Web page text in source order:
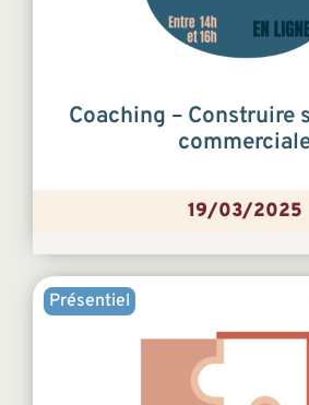
Coaching – Construire
19/03/2025
Présentiel